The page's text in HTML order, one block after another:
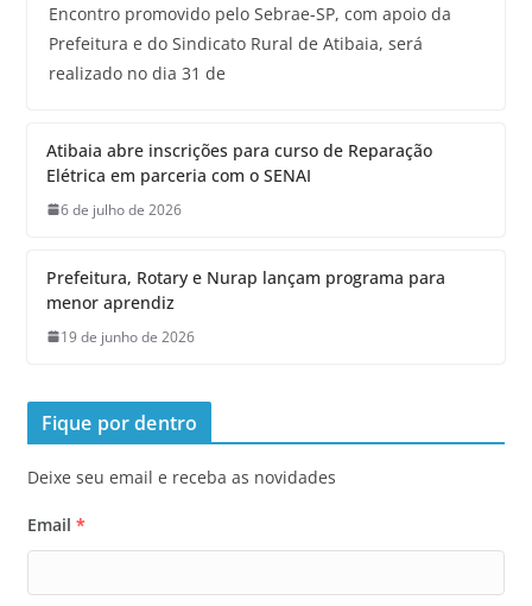
Encontro promovido pelo Sebrae-SP, com apoio da
Prefeitura e do Sindicato Rural de Atibaia, será
realizado no dia 31 de
Atibaia abre inscrições para curso de Reparação
Elétrica em parceria com o SENAI
6 de julho de 2026
Prefeitura, Rotary e Nurap lançam programa para
menor aprendiz
19 de junho de 2026
Fique por dentro
Deixe seu email e receba as novidades
Email *